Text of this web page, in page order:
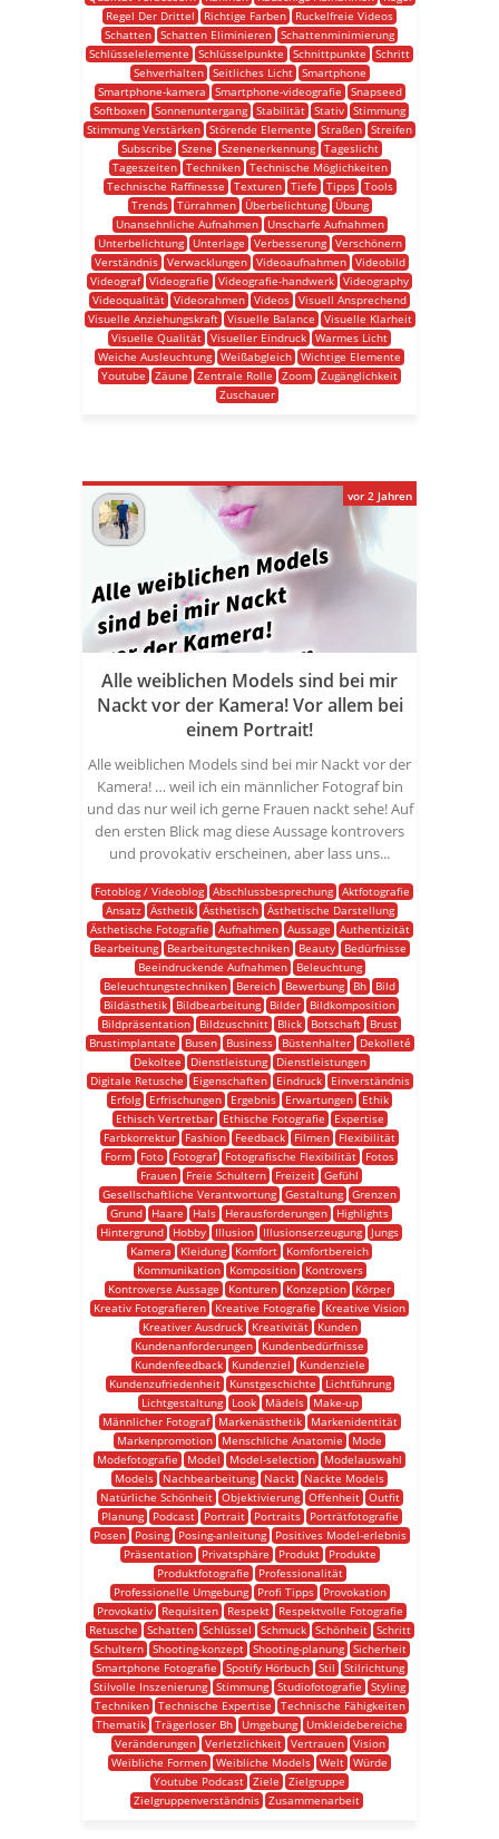
Regel Der Drittel
Richtige Farben
Ruckelfreie Videos
Schatten Schatten Eliminieren Schattenminimierung
Schlüsselelemente
Schlüsselpunkte Schnittpunkte
Schritt
Sehverhalten
Seitliches Licht
Smartphone
Smartphone-kamera
Smartphone-videografie
Snapseed
Softboxen Sonnenuntergang Stabilität Stativ Stimmung
Stimmung Verstärken Störende Elemente Straßen Streifen
Subscribe
Szene Szenenerkennung
Tageslicht
Tageszeiten
Techniken
Technische Möglichkeiten
Technische Raffinesse
Texturen Tiefe Tipps
Tools
Trends
Türrahmen Überbelichtung
Übung
Unansehnliche Aufnahmen
Unscharfe Aufnahmen
Unterbelichtung
Unterlage Verbesserung
Verschönern
Verständnis
Verwacklungen Videoaufnahmen
Videobild
Videograf Videografie Videografie-handwerk Videography
Videoqualität Videorahmen Videos Visuell Ansprechend
Visuelle Anziehungskraft
Visuelle Balance
Visuelle Klarheit
Visuelle Qualität Visueller Eindruck Warmes Licht
Weiche Ausleuchtung Weißabgleich Wichtige Elemente
Youtube
Zäune Zentrale Rolle Zoom Zugänglichkeit
Zuschauer
Alle weiblichen Models sind bei mir
Nackt vor der Kamera! Vor allem bei
einem Portrait!
Alle weiblichen Models sind bei mir Nackt vor der
Kamera! … weil ich ein männlicher Fotograf bin
und das nur weil ich gerne Frauen nackt sehe! Auf
den ersten Blick mag diese Aussage kontrovers
und provokativ erscheinen, aber lass uns...
Fotoblog / Videoblog Abschlussbesprechung Aktfotografie
Ansatz
Ästhetik Ästhetisch
Ästhetische Darstellung
Ästhetische Fotografie
Aufnahmen Aussage
Authentizität
Bearbeitung
Bearbeitungstechniken Beauty
Bedürfnisse
Beeindruckende Aufnahmen
Beleuchtung
Beleuchtungstechniken
Bereich Bewerbung Bh
Bild
Bildästhetik
Bildbearbeitung Bilder
Bildkomposition
Bildpräsentation
Bildzuschnitt Blick Botschaft
Brust
Brustimplantate
Busen Business Büstenhalter
Dekolleté
Dekoltee
Dienstleistung
Dienstleistungen
Digitale Retusche
Eigenschaften Eindruck
Einverständnis
Erfolg
Erfrischungen Ergebnis Erwartungen
Ethik
Ethisch Vertretbar
Ethische Fotografie
Expertise
Farbkorrektur
Fashion Feedback Filmen
Flexibilität
Form
Foto Fotograf Fotografische Flexibilität
Fotos
Frauen
Freie Schultern Freizeit Gefühl
Gesellschaftliche Verantwortung Gestaltung Grenzen
Grund
Haare Hals Herausforderungen
Highlights
Hintergrund
Hobby Illusion Illusionserzeugung
Jungs
Kamera
Kleidung Komfort
Komfortbereich
Kommunikation
Komposition
Kontrovers
Kontroverse Aussage
Konturen Konzeption
Körper
Kreativ Fotografieren
Kreative Fotografie
Kreative Vision
Kreativer Ausdruck
Kreativität
Kunden
Kundenanforderungen
Kundenbedürfnisse
Kundenfeedback
Kundenziel
Kundenziele
Kundenzufriedenheit
Kunstgeschichte
Lichtführung
Lichtgestaltung
Look Mädels
Make-up
Männlicher Fotograf
Markenästhetik
Markenidentität
Markenpromotion
Menschliche Anatomie
Mode
Modefotografie
Model Model-selection
Modelauswahl
Models
Nachbearbeitung Nackt
Nackte Models
Natürliche Schönheit
Objektivierung Offenheit
Outfit
Planung
Podcast Portrait Portraits
Porträtfotografie
Posen
Posing Posing-anleitung
Positives Model-erlebnis
Präsentation
Privatsphäre Produkt
Produkte
Produktfotografie
Professionalität
Professionelle Umgebung
Profi Tipps
Provokation
Provokativ
Requisiten Respekt
Respektvolle Fotografie
Retusche
Schatten Schlüssel Schmuck Schönheit
Schritt
Schultern
Shooting-konzept Shooting-planung
Sicherheit
Smartphone Fotografie
Spotify Hörbuch Stil
Stilrichtung
Stilvolle Inszenierung Stimmung Studiofotografie
Styling
Techniken
Technische Expertise
Technische Fähigkeiten
Thematik Trägerloser Bh Umgebung
Umkleidebereiche
Veränderungen
Verletzlichkeit Vertrauen
Vision
Weibliche Formen Weibliche Models Welt Würde
Youtube Podcast Ziele
Zielgruppe
Zielgruppenverständnis Zusammenarbeit
vor 2 Jahren